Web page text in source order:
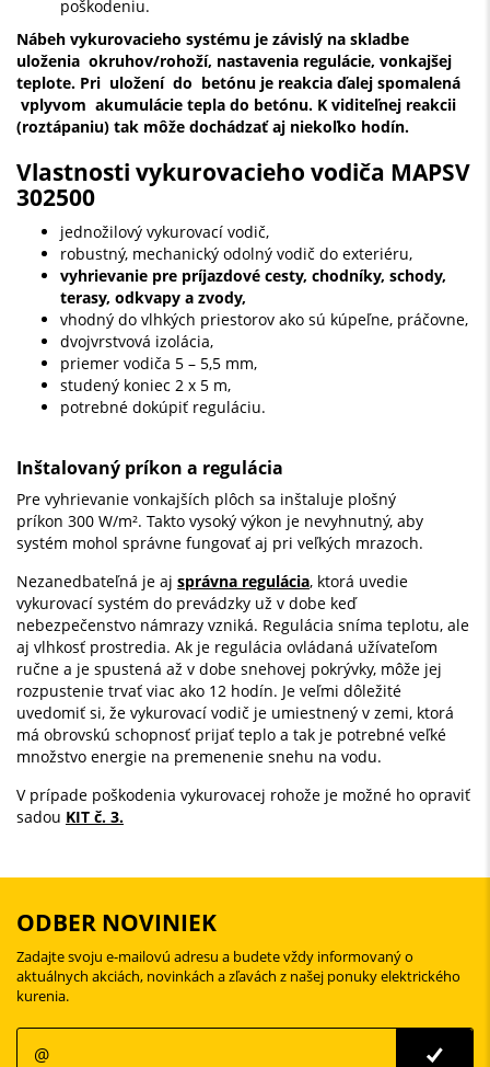
poškodeniu.
Nábeh vykurovacieho systému je závislý na skladbe
uloženia okruhov/rohoží, nastavenia regulácie, vonkajšej
teplote. Pri uložení do betónu je reakcia ďalej spomalená
vplyvom akumulácie tepla do betónu. K viditeľnej reakcii
(roztápaniu) tak môže dochádzať aj niekoľko hodín.
Vlastnosti vykurovacieho vodiča MAPSV
302500
jednožilový vykurovací vodič,
robustný, mechanický odolný vodič do exteriéru,
vyhrievanie pre príjazdové cesty, chodníky, schody,
terasy, odkvapy a zvody,
vhodný do vlhkých priestorov ako sú kúpeľne, práčovne,
dvojvrstvová izolácia,
priemer vodiča 5 – 5,5 mm,
studený koniec 2 x 5 m,
potrebné dokúpiť reguláciu.
Inštalovaný príkon a regulácia
Pre vyhrievanie vonkajších plôch sa inštaluje plošný
príkon 300 W/m². Takto vysoký výkon je nevyhnutný, aby
systém mohol správne fungovať aj pri veľkých mrazoch.
Nezanedbateľná je aj správna regulácia, ktorá uvedie
vykurovací systém do prevádzky už v dobe keď
nebezpečenstvo námrazy vzniká. Regulácia sníma teplotu, ale
aj vlhkosť prostredia. Ak je regulácia ovládaná užívateľom
ručne a je spustená až v dobe snehovej pokrývky, môže jej
rozpustenie trvať viac ako 12 hodín. Je veľmi dôležité
uvedomiť si, že vykurovací vodič je umiestnený v zemi, ktorá
má obrovskú schopnosť prijať teplo a tak je potrebné veľké
množstvo energie na premenenie snehu na vodu.
V prípade poškodenia vykurovacej rohože je možné ho opraviť
sadou KIT č. 3.
ODBER NOVINIEK
Zadajte svoju e-mailovú adresu a budete vždy informovaný o
aktuálnych akciách, novinkách a zľavách z našej ponuky elektrického
kurenia.